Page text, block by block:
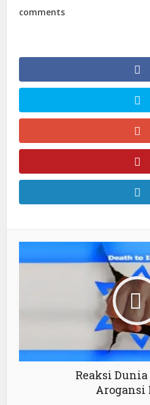
comments
Reaksi
Arogansi